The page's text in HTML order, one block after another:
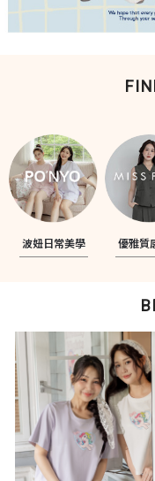
波妞日常美學 優雅質